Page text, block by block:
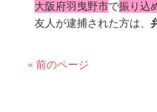
大阪府羽曳野市で振り込
友人が逮捕された方は、
« 前のページ